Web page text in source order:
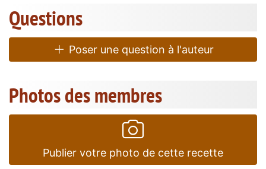
Questions
Poser une question à l'auteur
Photos des membres
Publier votre photo de cette recette